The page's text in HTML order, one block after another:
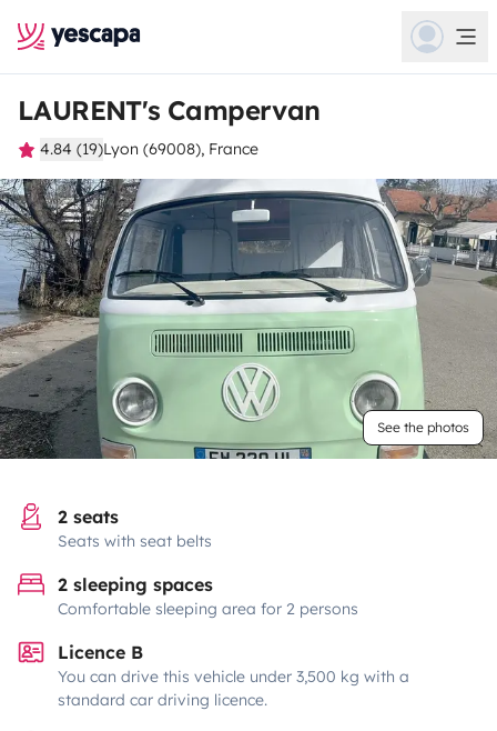
LAURENT's Campervan
4.84 (19)Lyon (69008), France
See the photos
2 seats
Seats with seat belts
2 sleeping spaces
Comfortable sleeping area for 2 persons
Licence B
You can drive this vehicle under 3,500 kg with a
standard car driving licence.